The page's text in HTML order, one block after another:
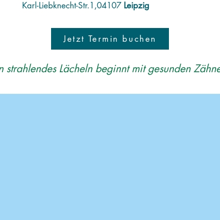
Karl-Liebknecht-Str.1,04107 Leipzig
Jetzt Termin buchen
strahlendes Lächeln beginnt mit gesunden